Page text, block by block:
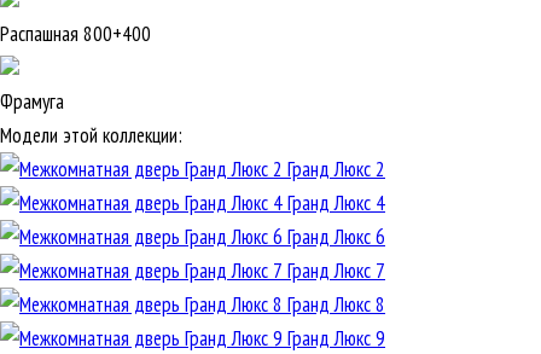
Распашная 800+400
Фрамуга
Модели этой коллекции:
Гранд Люкс 2
Гранд Люкс 4
Гранд Люкс 6
Гранд Люкс 7
Гранд Люкс 8
Гранд Люкс 9